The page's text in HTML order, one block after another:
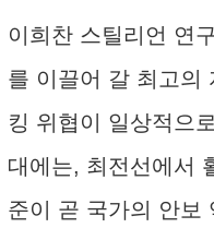
이희찬 스틸리언 연
를 이끌어 갈 최고의
킹 위협이 일상적으
대에는, 최전선에서
준이 곧 국가의 안보